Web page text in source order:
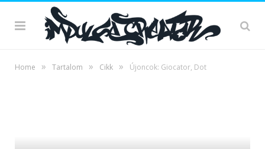
Home » Tartalom » Cikk » Újoncok: Giocator, Dot